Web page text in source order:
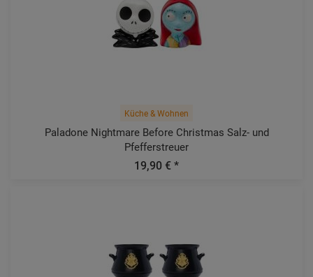
Küche & Wohnen
Paladone Nightmare Before Christmas Salz- und
Pfefferstreuer
19,90 € *